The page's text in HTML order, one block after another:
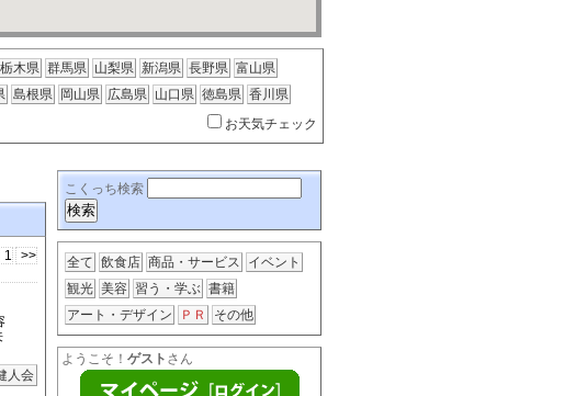
栃木県 群馬県 山梨県 新潟県 長野県 富山県
島根県 岡山県 広島県 山口県 徳島県 香川県
お天気チェック
1 >>
人会
こくっち検索
全て 飲食店 商品・サービス
イベント
観光 美容 習う・学ぶ 書籍
アート・デザイン
ＰＲ その他
ようこそ！ ゲスト さん